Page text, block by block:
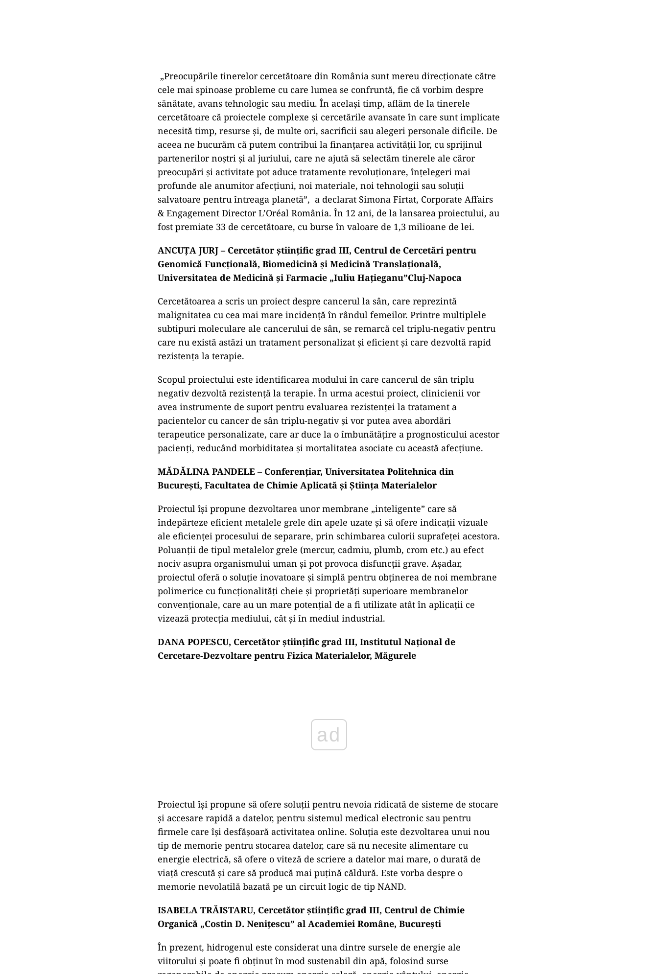
„Preocupările tinerelor cercetătoare din România sunt mereu direcționate către
cele mai spinoase probleme cu care lumea se confruntă, fie că vorbim despre
sănătate, avans tehnologic sau mediu. În același timp, aflăm de la tinerele
cercetătoare că proiectele complexe și cercetările avansate în care sunt implicate
necesită timp, resurse și, de multe ori, sacrificii sau alegeri personale dificile. De
aceea ne bucurăm că putem contribui la finanțarea activității lor, cu sprijinul
partenerilor noștri și al juriului, care ne ajută să selectăm tinerele ale căror
preocupări și activitate pot aduce tratamente revoluționare, înțelegeri mai
profunde ale anumitor afecțiuni, noi materiale, noi tehnologii sau soluții
salvatoare pentru întreaga planetă”, a declarat Simona Fîrtat, Corporate Affairs
& Engagement Director L’Oréal România. În 12 ani, de la lansarea proiectului, au
fost premiate 33 de cercetătoare, cu burse în valoare de 1,3 milioane de lei.
ANCUȚA JURJ – Cercetător științific grad III, Centrul de Cercetări pentru
Genomică Funcțională, Biomedicină și Medicină Translațională,
Universitatea de Medicină și Farmacie „Iuliu Hațieganu”Cluj-Napoca
Cercetătoarea a scris un proiect despre cancerul la sân, care reprezintă
malignitatea cu cea mai mare incidență în rândul femeilor. Printre multiplele
subtipuri moleculare ale cancerului de sân, se remarcă cel triplu-negativ pentru
care nu există astăzi un tratament personalizat și eficient și care dezvoltă rapid
rezistența la terapie.
Scopul proiectului este identificarea modului în care cancerul de sân triplu
negativ dezvoltă rezistență la terapie. În urma acestui proiect, clinicienii vor
avea instrumente de suport pentru evaluarea rezistenței la tratament a
pacientelor cu cancer de sân triplu-negativ și vor putea avea abordări
terapeutice personalizate, care ar duce la o îmbunătățire a prognosticului acestor
pacienți, reducând morbiditatea și mortalitatea asociate cu această afecțiune.
MĂDĂLINA PANDELE – Conferențiar, Universitatea Politehnica din
București, Facultatea de Chimie Aplicată și Știința Materialelor
Proiectul își propune dezvoltarea unor membrane „inteligente” care să
îndepărteze eficient metalele grele din apele uzate și să ofere indicații vizuale
ale eficienței procesului de separare, prin schimbarea culorii suprafeței acestora.
Poluanții de tipul metalelor grele (mercur, cadmiu, plumb, crom etc.) au efect
nociv asupra organismului uman și pot provoca disfuncţii grave. Așadar,
proiectul oferă o soluție inovatoare și simplă pentru obţinerea de noi membrane
polimerice cu funcționalități cheie și proprietăți superioare membranelor
convenţionale, care au un mare potenţial de a fi utilizate atât în aplicaţii ce
vizează protecția mediului, cât și în mediul industrial.
DANA POPESCU, Cercetător științific grad III, Institutul Național de
Cercetare-Dezvoltare pentru Fizica Materialelor, Măgurele
ad
Proiectul își propune să ofere soluții pentru nevoia ridicată de sisteme de stocare
și accesare rapidă a datelor, pentru sistemul medical electronic sau pentru
firmele care își desfășoară activitatea online. Soluția este dezvoltarea unui nou
tip de memorie pentru stocarea datelor, care să nu necesite alimentare cu
energie electrică, să ofere o viteză de scriere a datelor mai mare, o durată de
viață crescută și care să producă mai puțină căldură. Este vorba despre o
memorie nevolatilă bazată pe un circuit logic de tip NAND.
ISABELA TRĂISTARU, Cercetător științific grad III, Centrul de Chimie
Organică „Costin D. Neniţescu” al Academiei Române, București
În prezent, hidrogenul este considerat una dintre sursele de energie ale
viitorului și poate fi obținut în mod sustenabil din apă, folosind surse